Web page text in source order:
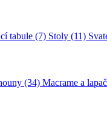
tabule (7) Stoly (11)
(34) Macrame a